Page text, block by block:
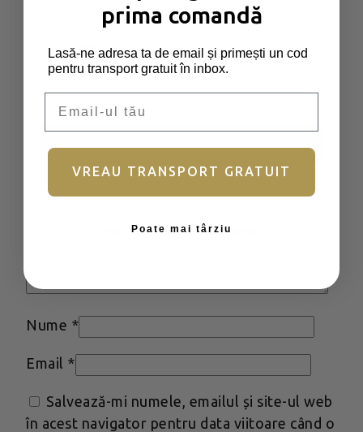
„Christmas Ball Brownie Milk”
Adresa ta de email nu va fi publicată.
Câmpurile obligatorii sunt marcate cu
Evaluarea ta *
Nume *
Email *
Salvează-mi numele, emailul și site-ul web
în acest navigator pentru data viitoare când o
Parolă *Obligatoriu
Ține-mă minte
Nu aveți încă un cont?Înscrieți
prima comandă
Lasă-ne adresa ta de email și primești un cod
pentru transport gratuit în inbox.
VREAU TRANSPORT GRATUIT
Poate mai târziu